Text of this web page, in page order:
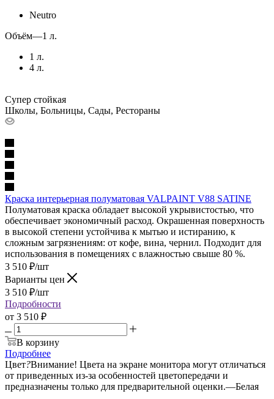
Neutro
Объём—1 л.
1 л.
4 л.
Супер стойкая
Школы, Больницы, Сады, Рестораны
Краска интерьерная полуматовая VALPAINT V88 SATINE
Полуматовая краска обладает высокой укрывистостью, что
обеспечивает экономичный расход. Окрашенная поверхность
в высокой степени устойчива к мытью и истиранию, к
сложным загрязнениям: от кофе, вина, чернил. Подходит для
использования в помещениях с влажностью свыше 80 %.
3 510 ₽/шт
Варианты цен
3 510 ₽/шт
Подробности
от 3 510 ₽
В корзину
Подробнее
Цвет?Внимание! Цвета на экране монитора могут отличаться
от приведенных из-за особенностей цветопередачи и
предназначены только для предварительной оценки.—Белая